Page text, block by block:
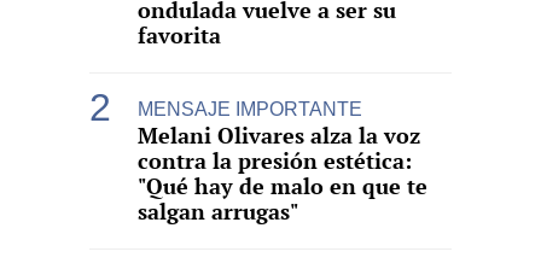
ondulada vuelve a ser su
favorita
MENSAJE IMPORTANTE
Melani Olivares alza la voz
contra la presión estética:
"Qué hay de malo en que te
salgan arrugas"